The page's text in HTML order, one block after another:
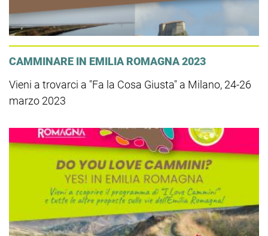
CAMMINARE IN EMILIA ROMAGNA 2023
Vieni a trovarci a "Fa la Cosa Giusta" a Milano, 24-26
marzo 2023